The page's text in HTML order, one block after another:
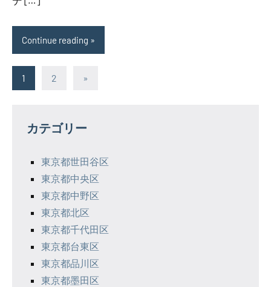
Continue reading
投
の
1 2
Next
»
カテゴリー
東京都世田谷区
東京都中央区
東京都中野区
東京都北区
東京都千代田区
東京都台東区
東京都品川区
東京都墨田区